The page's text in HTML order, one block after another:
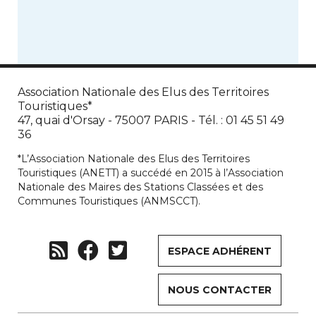
Association Nationale des Elus des Territoires
Touristiques*
47, quai d'Orsay - 75007 PARIS - Tél. : 01 45 51 49
36
*L’Association Nationale des Elus des Territoires
Touristiques (ANETT) a succédé en 2015 à l’Association
Nationale des Maires des Stations Classées et des
Communes Touristiques (ANMSCCT).
ESPACE ADHÉRENT
NOUS CONTACTER